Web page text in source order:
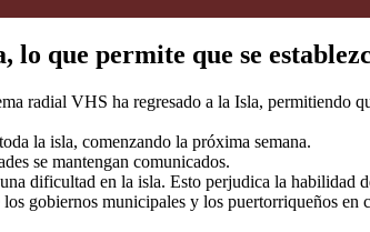
lo que permite que se
radial VHS ha regresado a la Isla, permitiendo
la isla, comenzando la próxima semana.
se mantengan comunicados.
dificultad en la isla. Esto perjudica la habilidad
gobiernos municipales y los puertorriqueños